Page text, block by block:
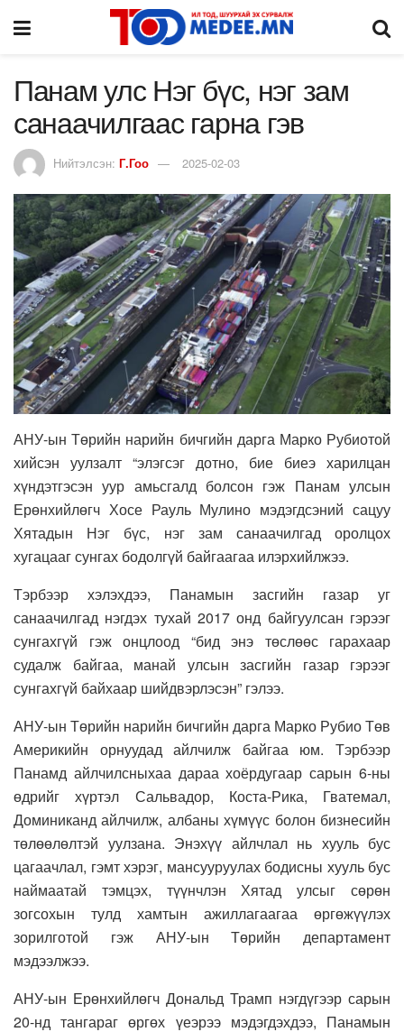
Панам улс Нэг бүс, нэг зам
санаачилгаас гарна гэв
Нийтэлсэн: Г.Гоо 2025-02-03
АНУ-ын Төрийн нарийн бичгийн дарга Марко Рубиотой
хийсэн уулзалт “элэгсэг дотно, бие биеэ харилцан
хүндэтгэсэн уур амьсгалд болсон гэж Панам улсын
Ерөнхийлөгч Хосе Рауль Мулино мэдэгдсэний сацуу
Хятадын Нэг бүс, нэг зам санаачилгад оролцох
хугацааг сунгах бодолгүй байгаагаа илэрхийлжээ.
Тэрбээр хэлэхдээ, Панамын засгийн газар уг
санаачилгад нэгдэх тухай 2017 онд байгуулсан гэрээг
сунгахгүй гэж онцлоод “бид энэ төслөөс гарахаар
судалж байгаа, манай улсын засгийн газар гэрээг
сунгахгүй байхаар шийдвэрлэсэн” гэлээ.
АНУ-ын Төрийн нарийн бичгийн дарга Марко Рубио Төв
Америкийн орнуудад айлчилж байгаа юм. Тэрбээр
Панамд айлчилсныхаа дараа хоёрдугаар сарын 6-ны
өдрийг хүртэл Сальвадор, Коста-Рика, Гватемал,
Доминиканд айлчилж, албаны хүмүүс болон бизнесийн
төлөөлөлтэй уулзана. Энэхүү айлчлал нь хууль бус
цагаачлал, гэмт хэрэг, мансууруулах бодисны хууль бус
наймаатай тэмцэх, түүнчлэн Хятад улсыг сөрөн
зогсохын тулд хамтын ажиллагаагаа өргөжүүлэх
зорилготой гэж АНУ-ын Төрийн департамент
мэдээлжээ.
АНУ-ын Ерөнхийлөгч Дональд Трамп нэгдүгээр сарын
20-нд тангараг өргөх үеэрээ мэдэгдэхдээ, Панамын